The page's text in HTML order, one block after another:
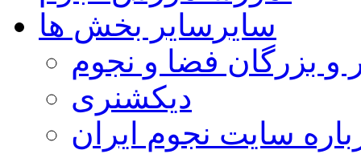
سایر سایر بخش ها
و بزرگان فضا و نجوم
دیکشنری
سایت نجوم ایران